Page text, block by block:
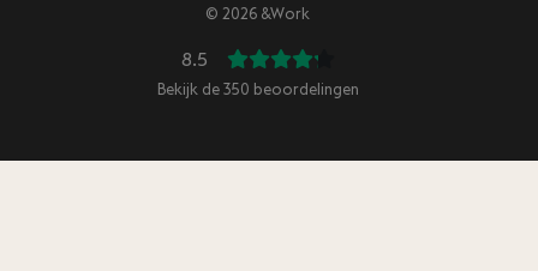
© 2026 &Work
8.5
Bekijk de 350 beoordelingen